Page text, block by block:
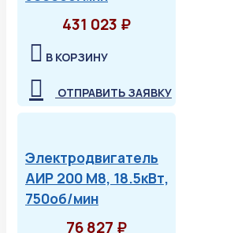
431 023 ₽
В КОРЗИНУ
ОТПРАВИТЬ ЗАЯВКУ
Электродвигатель
АИР 200 М8, 18.5кВт,
750об/мин
76 827 ₽